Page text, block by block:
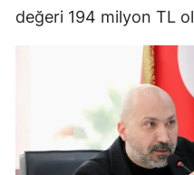
değeri 194 milyon TL